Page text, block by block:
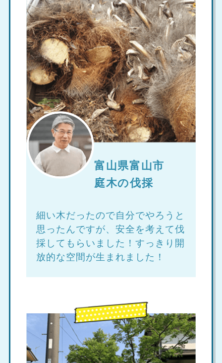
富山県富山市
庭木の伐採
細い木だったので自分でやろうと
思ったんですが、安全を考えて伐
採してもらいました！すっきり開
放的な空間が生まれました！